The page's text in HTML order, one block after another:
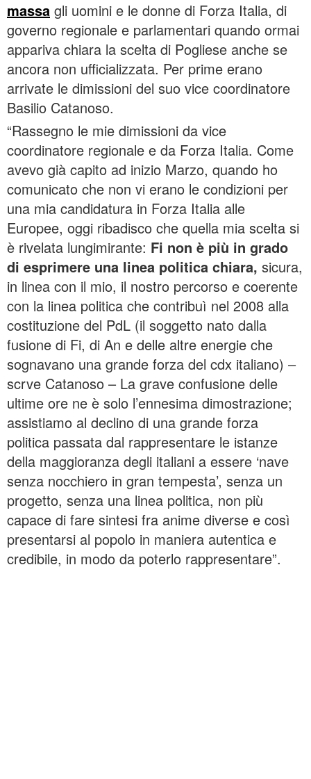
massa gli uomini e le donne di Forza Italia, di
governo regionale e parlamentari quando ormai
appariva chiara la scelta di Pogliese anche se
ancora non ufficializzata. Per prime erano
arrivate le dimissioni del suo vice coordinatore
Basilio Catanoso.
“Rassegno le mie dimissioni da vice
coordinatore regionale e da Forza Italia. Come
avevo già capito ad inizio Marzo, quando ho
comunicato che non vi erano le condizioni per
una mia candidatura in Forza Italia alle
Europee, oggi ribadisco che quella mia scelta si
è rivelata lungimirante: Fi non è più in grado
di esprimere una linea politica chiara, sicura,
in linea con il mio, il nostro percorso e coerente
con la linea politica che contribuì nel 2008 alla
costituzione del PdL (il soggetto nato dalla
fusione di Fi, di An e delle altre energie che
sognavano una grande forza del cdx italiano) –
scrve Catanoso – La grave confusione delle
ultime ore ne è solo l’ennesima dimostrazione;
assistiamo al declino di una grande forza
politica passata dal rappresentare le istanze
della maggioranza degli italiani a essere ‘nave
senza nocchiero in gran tempesta’, senza un
progetto, senza una linea politica, non più
capace di fare sintesi fra anime diverse e così
presentarsi al popolo in maniera autentica e
credibile, in modo da poterlo rappresentare”.